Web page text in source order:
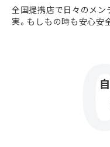
全国提携店で日々のメン
実。もしもの時も安心安